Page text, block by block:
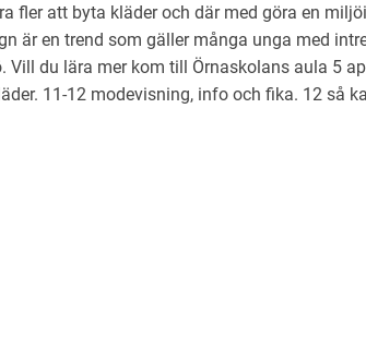
fler att byta kläder och där med göra en
är en trend som gäller många unga med
Vill du lära mer kom till Örnaskolans aula 5
11-12 modevisning, info och fika. 12 så